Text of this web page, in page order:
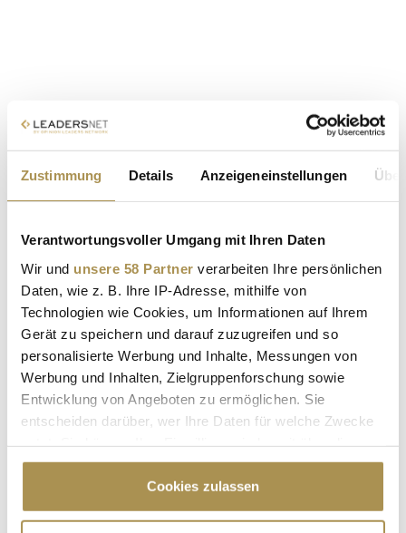
Zustimmung Details Anzeigeneinstellungen
Verantwortungsvoller Umgang mit Ihren Daten
Wir und unsere 58 Partner verarbeiten Ihre persönlichen
Daten, wie z. B. Ihre IP-Adresse, mithilfe von
Technologien wie Cookies, um Informationen auf Ihrem
Gerät zu speichern und darauf zuzugreifen und so
personalisierte Werbung und Inhalte, Messungen von
Werbung und Inhalten, Zielgruppenforschung sowie
Entwicklung von Angeboten zu ermöglichen. Sie
entscheiden darüber, wer Ihre Daten für welche Zwecke
Cookie-Erklärung oder durch Klicken auf das Privacy
Trigger Symbol ändern oder widerrufen
Cookies zulassen